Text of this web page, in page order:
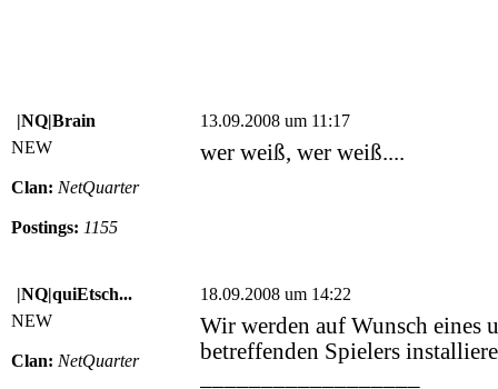
|NQ|Brain
13.09.2008 um 11:17
NEW
Clan: NetQuarter
Postings: 1155
wer weiß, wer weiß....
|NQ|quiEtsch...
18.09.2008 um 14:22
NEW
Clan: NetQuarter
Wir werden auf Wunsch eines
betreffenden Spielers